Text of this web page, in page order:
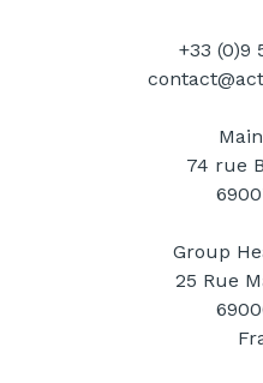
+33 (0)9
74 rue
Group
25 Rue